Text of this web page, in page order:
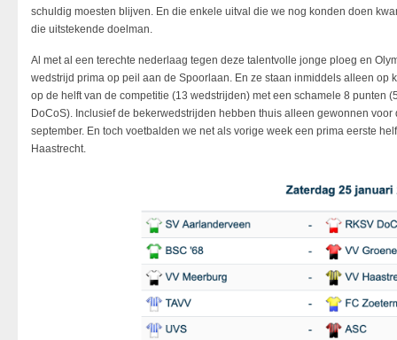
schuldig moesten blijven. En die enkele uitval die we nog konden doen
die uitstekende doelman.
Al met al een terechte nederlaag tegen deze talentvolle jonge ploeg en
wedstrijd prima op peil aan de Spoorlaan. En ze staan inmiddels alleen op
op de helft van de competitie (13 wedstrijden) met een schamele 8 punten
DoCoS). Inclusief de bekerwedstrijden hebben thuis alleen gewonnen
september. En toch voetbalden we net als vorige week een prima eerste
Haastrecht.